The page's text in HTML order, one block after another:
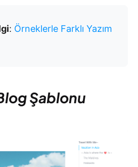
: Örneklerle Farklı Yazım
Şablonu